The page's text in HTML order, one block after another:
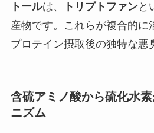
トールは、 トリプトファンと
産物です。これらが複合的に
プロテイン摂取後の独特な悪
含硫アミノ酸から硫化水
ニズム